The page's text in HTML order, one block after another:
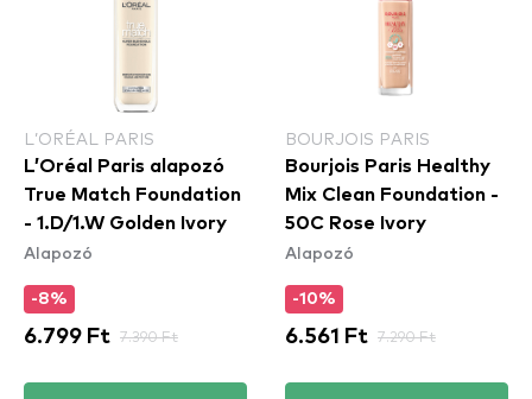
L’ORÉAL PARIS
L’Oréal Paris alapozó
True Match Foundation
- 1.D/1.W Golden Ivory
Alapozó
-8%
6.799 Ft 7.390 Ft
BOURJOIS PARIS
Bourjois Paris Healthy
Mix Clean Foundation -
50C Rose Ivory
Alapozó
-10%
6.561 Ft 7.290 Ft